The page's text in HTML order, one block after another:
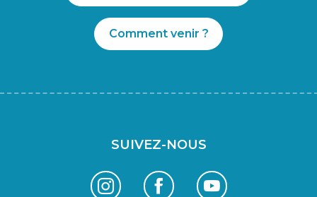
Comment venir ?
SUIVEZ-NOUS